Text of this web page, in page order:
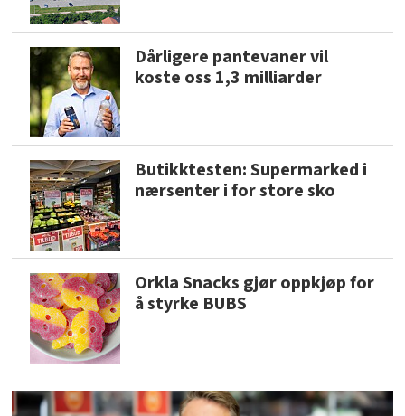
Dårligere pantevaner vil
koste oss 1,3 milliarder
Butikktesten: Supermarked i
nærsenter i for store sko
Orkla Snacks gjør oppkjøp for
å styrke BUBS